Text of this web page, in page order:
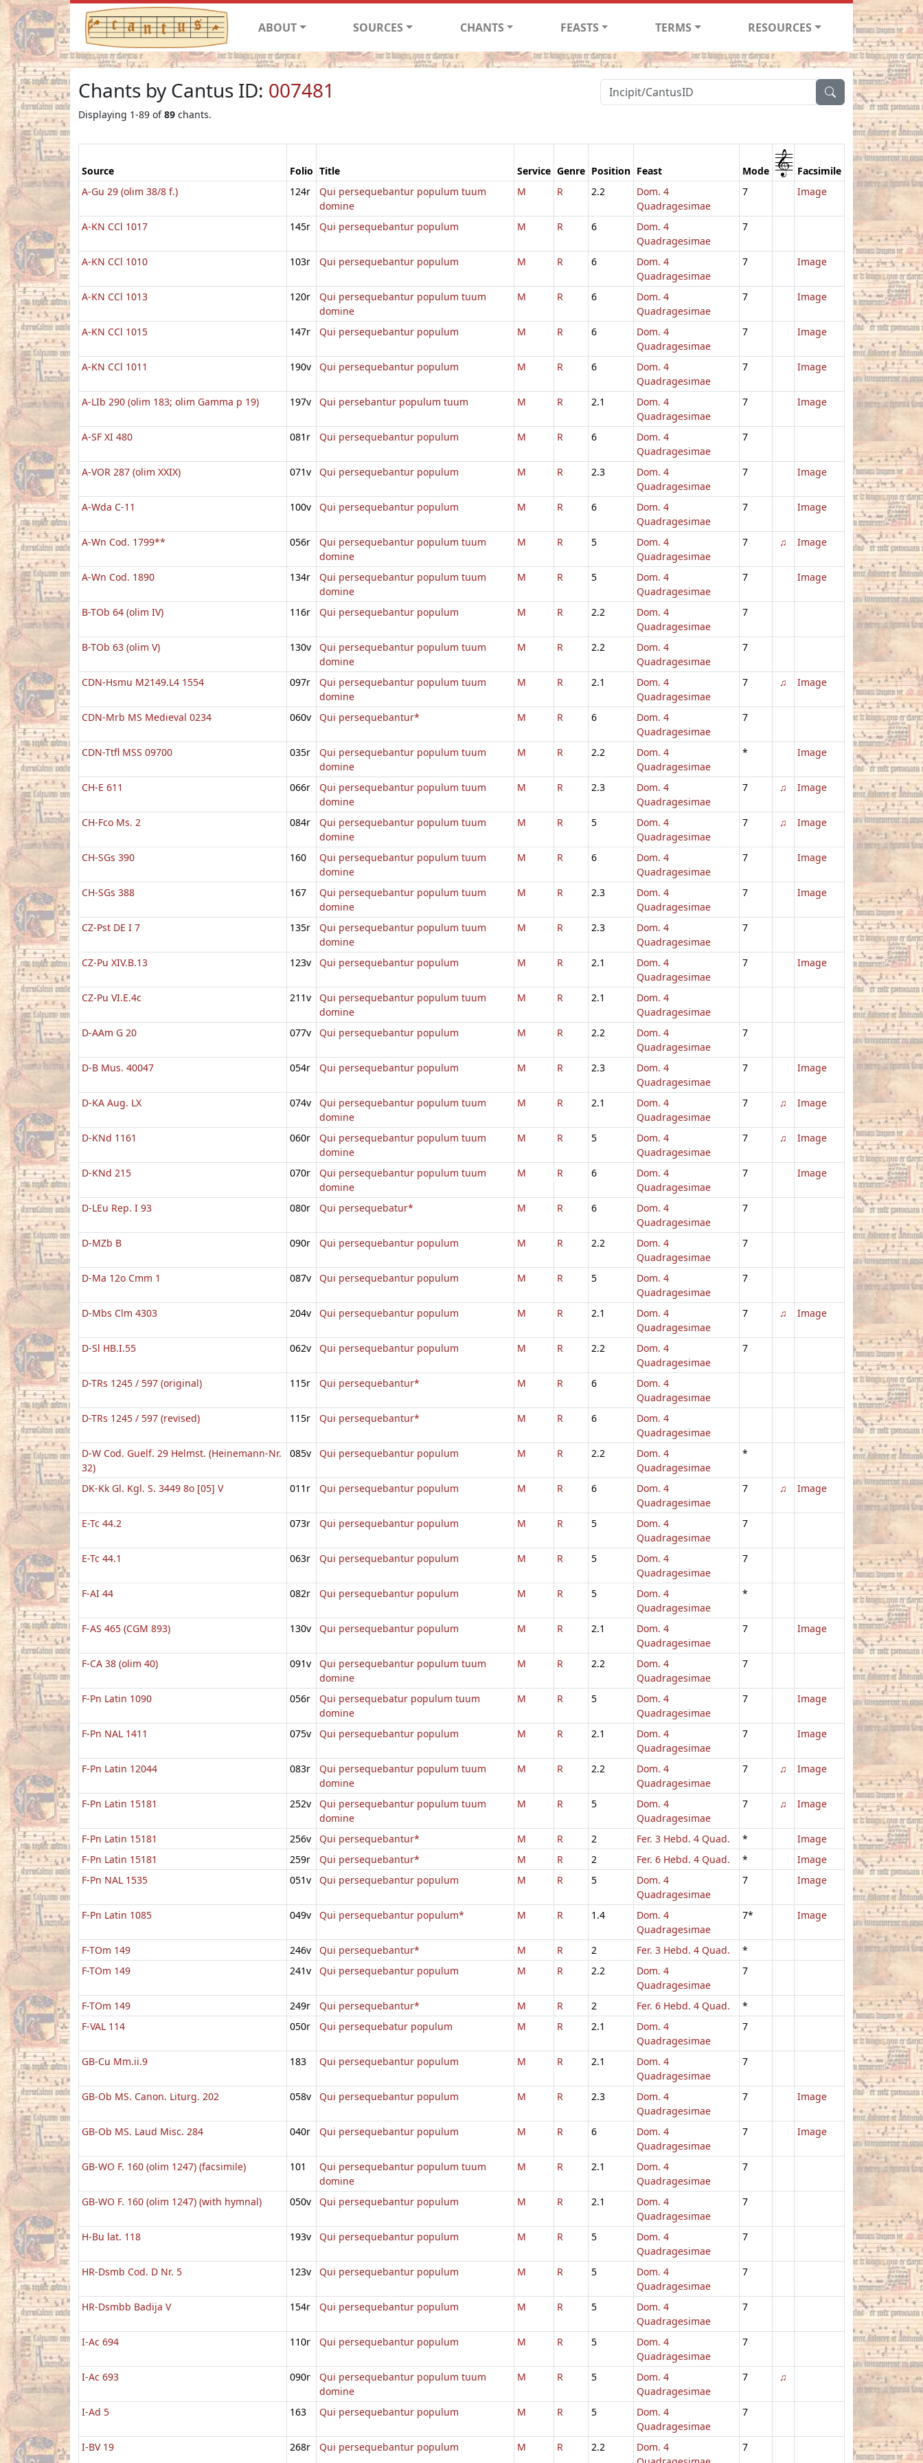
ABOUT SOURCES CHANTS FEASTS TERMS RESOURCES
Chants by Cantus ID: 007481
Displaying 1-89 of89 chants.
Source Folio Title Service Genre Position Feast Mode 1 Facsimile
A-Gu 29 (olim 38/8 f.)
124r
Qui persequebantur populum tuum
domine
M R 2.2
Dom. 4
Quadragesimae
7 Image
A-KN CCl 1017 145r Qui persequebantur populum M R 6
Dom. 4
Quadragesimae
7
A-KN CCl 1010 103r Qui persequebantur populum M R 6
Dom. 4
Quadragesimae
7 Image
A-KN CCl 1013 120r
Qui persequebantur populum tuum
domine
M R 6
Dom. 4
Quadragesimae
7 Image
A-KN CCl 1015 147r Qui persequebantur populum M R 6
Dom. 4
Quadragesimae
7 Image
A-KN CCl 1011 190v Qui persequebantur populum M R 6
Dom. 4
Quadragesimae
7 Image
A-LIb 290 (olim 183; olim Gamma p 19) 197v Qui persebantur populum tuum M R 2.1
Dom. 4
Quadragesimae
7 Image
A-SF XI 480 081r Qui persequebantur populum M R 6
Dom. 4
Quadragesimae
7
A-VOR 287 (olim XXIX) 071v Qui persequebantur populum M R 2.3
Dom. 4
Quadragesimae
7 Image
A-Wda C-11 100v Qui persequebantur populum M R 6
Dom. 4
Quadragesimae
7 Image
A-Wn Cod. 1799** 056r
Qui persequebantur populum tuum
domine
M R 5
Dom. 4
Quadragesimae
7 ♫ Image
A-Wn Cod. 1890 134r
Qui persequebantur populum tuum
domine
M R 5
Dom. 4
Quadragesimae
7 Image
B-TOb 64 (olim IV) 116r Qui persequebantur populum M R 2.2
Dom. 4
Quadragesimae
7
B-TOb 63 (olim V) 130v
Qui persequebantur populum tuum
domine
M R 2.2
Dom. 4
Quadragesimae
7
CDN-Hsmu M2149.L4 1554 097r
Qui persequebantur populum tuum
domine
M R 2.1
Dom. 4
Quadragesimae
7 ♫ Image
CDN-Mrb MS Medieval 0234 060v Qui persequebantur* M R 6
Dom. 4
Quadragesimae
7
CDN-Ttfl MSS 09700 035r
Qui persequebantur populum tuum
domine
M R 2.2
Dom. 4
Quadragesimae
* Image
CH-E 611 066r
Qui persequebantur populum tuum
domine
M R 2.3
Dom. 4
Quadragesimae
7 ♫ Image
CH-Fco Ms. 2 084r
Qui persequebantur populum tuum
domine
M R 5
Dom. 4
Quadragesimae
7 ♫ Image
CH-SGs 390 160
Qui persequebantur populum tuum
domine
M R 6
Dom. 4
Quadragesimae
7 Image
CH-SGs 388 167
Qui persequebantur populum tuum
domine
M R 2.3
Dom. 4
Quadragesimae
7 Image
CZ-Pst DE I 7 135r
Qui persequebantur populum tuum
domine
M R 2.3
Dom. 4
Quadragesimae
7
CZ-Pu XIV.B.13 123v Qui persequebantur populum M R 2.1
Dom. 4
Quadragesimae
7 Image
CZ-Pu VI.E.4c 211v
Qui persequebantur populum tuum
domine
M R 2.1
Dom. 4
Quadragesimae
D-AAm G 20
077v Qui persequebantur populum M R 2.2
Dom. 4
Quadragesimae
7
D-B Mus. 40047 054r Qui persequebantur populum M R 2.3
Dom. 4
Quadragesimae
7 Image
D-KA Aug. LX 074v
Qui persequebantur populum tuum
domine
M R 2.1
Dom. 4
Quadragesimae
7 ♫ Image
D-KNd 1161 060r
Qui persequebantur populum tuum
domine
M R 5
Dom. 4
Quadragesimae
7 ♫ Image
D-KNd 215 070r
Qui persequebantur populum tuum
domine
M R 6
Dom. 4
Quadragesimae
7 Image
D-LEu Rep. I 93 080r Qui persequebatur* M R 6
Dom. 4
Quadragesimae
7
D-MZb B 090r Qui persequebantur populum M R 2.2
Dom. 4
Quadragesimae
7
D-Ma 12o Cmm 1 087v Qui persequebantur populum M R 5
Dom. 4
Quadragesimae
7
D-Mbs Clm 4303 204v Qui persequebantur populum M R 2.1
Dom. 4
Quadragesimae
7 ♫ Image
D-Sl HB.I.55 062v Qui persequebantur populum M R 2.2
Dom. 4
Quadragesimae
7
D-TRs 1245 / 597 (original) 115r Qui persequebantur* M R 6
Dom. 4
Quadragesimae
D-TRs 1245 / 597 (revised)
115r Qui persequebantur* M R 6
Dom. 4
Quadragesimae
D-W Cod. Guelf. 29 Helmst. (Heinemann-Nr.
32)
085v Qui persequebantur populum M R 2.2
Dom. 4
Quadragesimae
*
DK-Kk Gl. Kgl. S. 3449 8o [05] V 011r Qui persequebantur populum M R 6
Dom. 4
Quadragesimae
7 ♫ Image
E-Tc 44.2 073r Qui persequebantur populum M R 5
Dom. 4
Quadragesimae
7
E-Tc 44.1 063r Qui persequebantur populum M R 5
Dom. 4
Quadragesimae
7
F-AI 44 082r Qui persequebantur populum M R 5
Dom. 4
Quadragesimae
*
F-AS 465 (CGM 893) 130v Qui persequebantur populum M R 2.1
Dom. 4
Quadragesimae
7 Image
F-CA 38 (olim 40) 091v
Qui persequebantur populum tuum
domine
M R 2.2
Dom. 4
Quadragesimae
7
F-Pn Latin 1090 056r
Qui persequebatur populum tuum
domine
M R 5
Dom. 4
Quadragesimae
7 Image
F-Pn NAL 1411 075v Qui persequebantur populum M R 2.1
Dom. 4
Quadragesimae
7 Image
F-Pn Latin 12044 083r
Qui persequebantur populum tuum
domine
M R 2.2
Dom. 4
Quadragesimae
7 ♫ Image
F-Pn Latin 15181 252v
Qui persequebantur populum tuum
domine
M R 5
Dom. 4
Quadragesimae
7 ♫ Image
F-Pn Latin 15181 256v Qui persequebantur* M R 2 Fer. 3 Hebd. 4 Quad. *
Image
F-Pn Latin 15181
259r Qui persequebantur* M R 2 Fer. 6 Hebd. 4 Quad. *
Image
F-Pn NAL 1535
051v Qui persequebantur populum M R 5
Dom. 4
Quadragesimae
7 Image
F-Pn Latin 1085 049v Qui persequebantur populum* M R 1.4
Dom. 4
Quadragesimae
7* Image
F-TOm 149 246v Qui persequebantur* M R 2 Fer. 3 Hebd. 4 Quad.
*
F-TOm 149
241v Qui persequebantur populum M R 2.2
Dom. 4
Quadragesimae
7
F-TOm 149 249r Qui persequebantur* M R 2 Fer. 6 Hebd. 4 Quad.
*
F-VAL 114
050r Qui persequebatur populum M R 2.1
Dom. 4
Quadragesimae
7
GB-Cu Mm.ii.9 183 Qui persequebantur populum M R 2.1
Dom. 4
Quadragesimae
7
GB-Ob MS. Canon. Liturg. 202 058v Qui persequebantur populum M R 2.3
Dom. 4
Quadragesimae
7 Image
GB-Ob MS. Laud Misc. 284 040r Qui persequebantur populum M R 6
Dom. 4
Quadragesimae
7 Image
GB-WO F. 160 (olim 1247) (facsimile) 101
Qui persequebantur populum tuum
domine
M R 2.1
Dom. 4
Quadragesimae
7
GB-WO F. 160 (olim 1247) (with hymnal) 050v Qui persequebantur populum M R 2.1
Dom. 4
Quadragesimae
7
H-Bu lat. 118 193v Qui persequebantur populum M R 5
Dom. 4
Quadragesimae
7
HR-Dsmb Cod. D Nr. 5 123v Qui persequebantur populum M R 5
Dom. 4
Quadragesimae
7
HR-Dsmbb Badija V 154r Qui persequebantur populum M R 5
Dom. 4
Quadragesimae
7
I-Ac 694 110r Qui persequebantur populum M R 5
Dom. 4
Quadragesimae
7
I-Ac 693 090r
Qui persequebantur populum tuum
domine
M R 5
Dom. 4
Quadragesimae
7 ♫
I-Ad 5 163 Qui persequebantur populum M R 5
Dom. 4
Quadragesimae
7
I-BV 19 268r Qui persequebantur populum M R 2.2
Dom. 4
7